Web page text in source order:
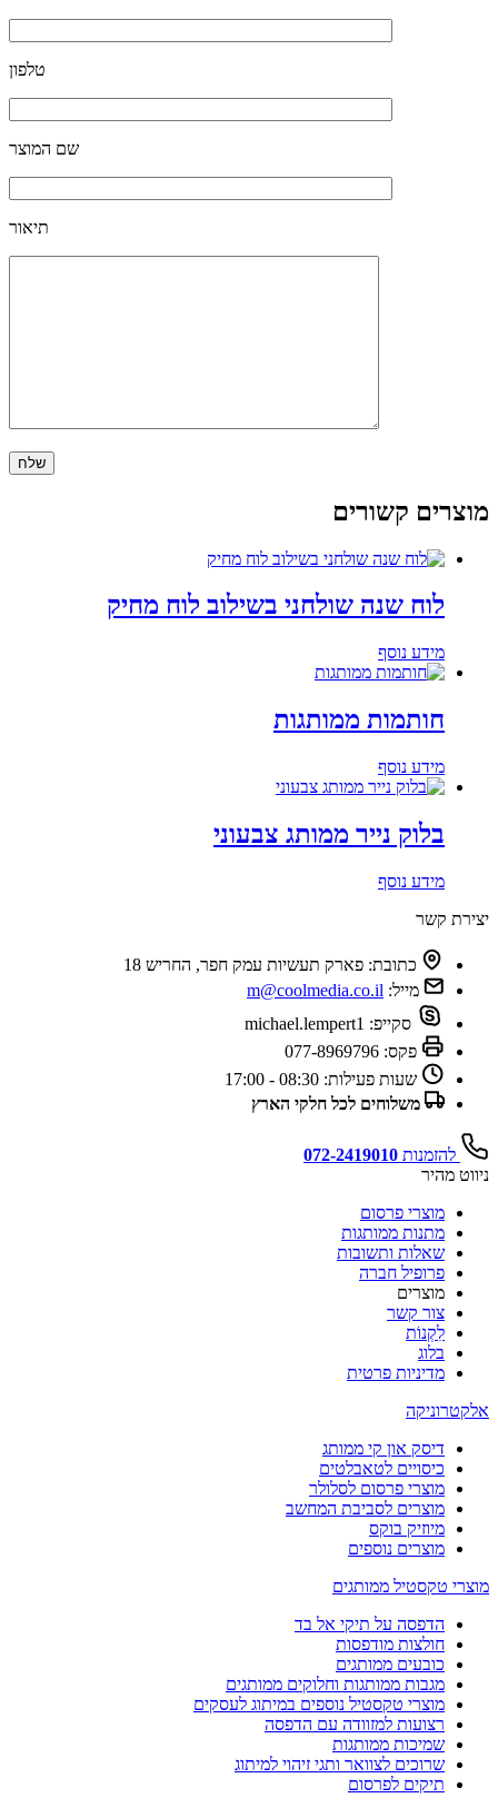
טלפון
שם המוצר
תיאור
מוצרים קשורים
לוח שנה שולחני בשילוב לוח מחיק
מידע נוסף
חותמות ממותגות
מידע נוסף
בלוק נייר ממותג צבעוני
מידע נוסף
יצירת קשר
כתובת: פארק תעשיות עמק חפר, החריש 18
מייל: m@coolmedia.co.il
סקייפ: michael.lempert1
פקס: 077-8969796
שעות פעילות: 08:30 - 17:00
משלוחים לכל חלקי הארץ
להזמנות 072-2419010
ניווט מהיר
מוצרי פרסום
מתנות ממותגות
שאלות ותשובות
פרופיל חברה
מוצרים
צור קשר
לִקְנוֹת
בלוג
מדיניות פרטית
אלקטרוניקה
דיסק און קי ממותג
כיסויים לטאבלטים
מוצרי פרסום לסלולר
מוצרים לסביבת המחשב
מיוזיק בוקס
מוצרים נוספים
מוצרי טקסטיל ממותגים
הדפסה על תיקי אל בד
חולצות מודפסות
כובעים ממותגים
מגבות ממותגות וחלוקים ממותגים
מוצרי טקסטיל נוספים במיתוג לעסקים
רצועות למזוודה עם הדפסה
שמיכות ממותגות
שרוכים לצוואר ותגי זיהוי למיתוג
תיקים לפרסום